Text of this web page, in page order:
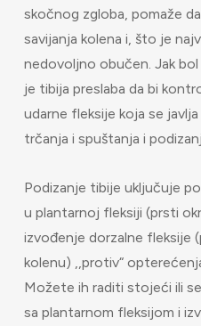
skočnog zgloba, pomaže
savijanja kolena i, što je
nedovoljno obučen. Jak
je tibija preslaba da bi
udarne fleksije koja se
trčanja i spuštanja i
Podizanje tibije uključuje
u plantarnoj fleksiji (prsti
izvođenje dorzalne fleksije
kolenu) ,,protiv“
Možete ih raditi stojeći ili
sa plantarnom fleksijom i